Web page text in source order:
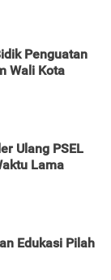
Penguatan
Wali Kota
Ulang PSEL
Lama
Edukasi Pilah